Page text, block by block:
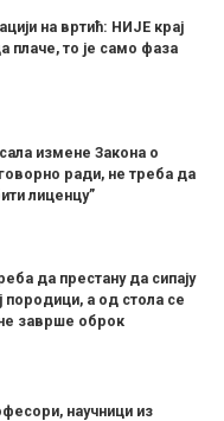
на вртић: НИЈЕ крај
плаче, то је само фаза
измене Закона о
ради, не треба да
лиценцу”
да престану да сипају
породици, а од стола се
заврше оброк
научници из